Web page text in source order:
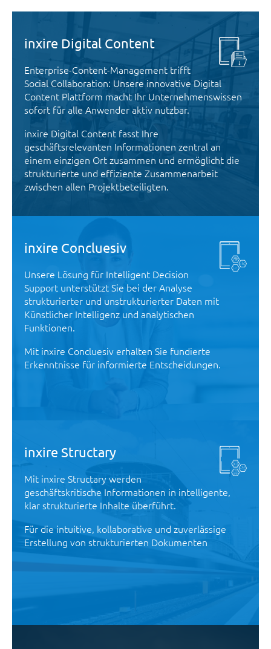
inxire Digital Content
Enterprise-Content-Management trifft
Social Collaboration: Unsere innovative Digital
Content Plattform macht Ihr Unternehmenswissen
sofort für alle Anwender aktiv nutzbar.
inxire Digital Content fasst Ihre
geschäftsrelevanten Informationen zentral an
einem einzigen Ort zusammen und ermöglicht die
strukturierte und effiziente Zusammenarbeit
zwischen allen Projektbeteiligten.
inxire Concluesiv
Unsere Lösung für Intelligent Decision
Support unterstützt Sie bei der Analyse
strukturierter und unstrukturierter Daten mit
Künstlicher Intelligenz und analytischen
Funktionen.
Mit inxire Concluesiv erhalten Sie fundierte
Erkenntnisse für informierte Entscheidungen.
inxire Structary
Mit inxire Structary werden
geschäftskritische Informationen in intelligente,
klar strukturierte Inhalte überführt.
Für die intuitive, kollaborative und zuverlässige
Erstellung von strukturierten Dokumenten